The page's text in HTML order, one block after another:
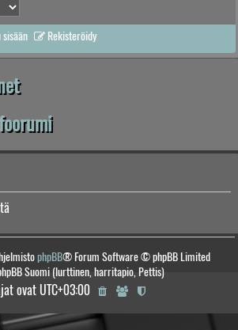
Rekisteröidy
phpBB® Forum Software © phpBB Limited
Suomi (lurttinen, harritapio, Pettis)
ovat UTC+03:00